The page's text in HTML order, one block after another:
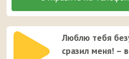
Люблю тебя
сразил меня! –